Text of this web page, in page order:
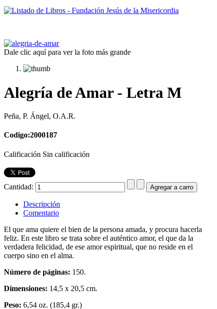
Dale clic aquí para ver la foto más grande
Alegría de Amar - Letra M
Peña, P. Ángel, O.A.R.
Codigo:2000187
Calificación Sin calificación
Cantidad:
Descripción
Comentario
El que ama quiere el bien de la persona amada, y procura hacerla
feliz. En este libro se trata sobre el auténtico amor, el que da la
verdadera felicidad, de ese amor espiritual, que no reside en el
cuerpo sino en el alma.
Número de páginas: 150.
Dimensiones: 14,5 x 20,5 cm.
Peso: 6,54 oz. (185,4 gr.)